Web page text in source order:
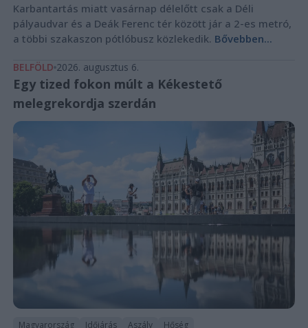
Karbantartás miatt vasárnap délelőtt csak a Déli
pályaudvar és a Deák Ferenc tér között jár a 2-es metró,
a többi szakaszon pótlóbusz közlekedik. Bővebben...
BELFÖLD 2026. augusztus 6.
Egy tized fokon múlt a Kékestető
melegrekordja szerdán
Magyarország Időjárás Aszály Hőség